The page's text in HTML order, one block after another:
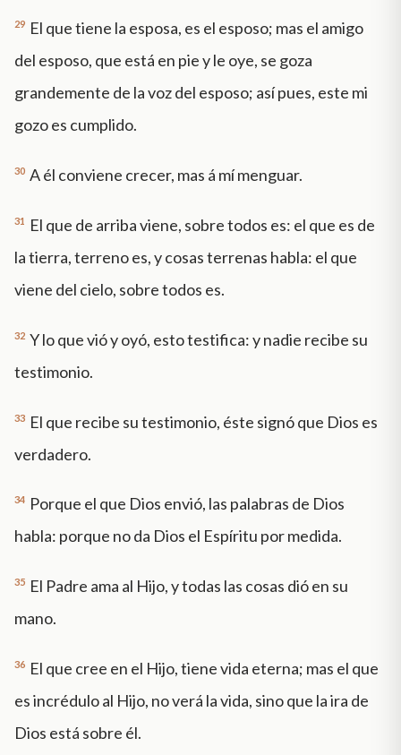
29 El que tiene la esposa, es el esposo; mas el amigo
del esposo, que está en pie y le oye, se goza
grandemente de la voz del esposo; así pues, este mi
gozo es cumplido.
30 A él conviene crecer, mas á mí menguar.
31
El que de arriba viene, sobre todos es: el que es de
la tierra, terreno es, y cosas terrenas habla: el que
viene del cielo, sobre todos es.
32 Y lo que vió y oyó, esto testifica: y nadie recibe su
testimonio.
33 El que recibe su testimonio, éste signó que Dios es
verdadero.
34 Porque el que Dios envió, las palabras de Dios
habla: porque no da Dios el Espíritu por medida.
35 El Padre ama al Hijo, y todas las cosas dió en su
mano.
36 El que cree en el Hijo, tiene vida eterna; mas el que
es incrédulo al Hijo, no verá la vida, sino que la ira de
Dios está sobre él.